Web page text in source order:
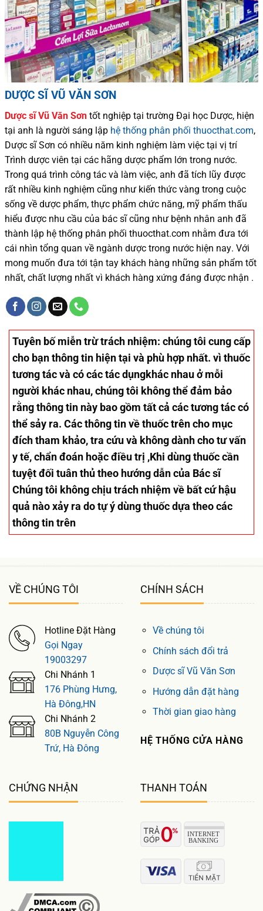
DƯỢC SĨ VŨ VĂN SƠN
Dược sĩVũ Văn Sơn tốt nghiệp tại trường Đại học Dược, hiện
tại anh là người sáng lập hệ thống phân phối thuocthat.com,
Dược sĩSơn có nhiều năm kinh nghiệm làm việc tại vị trí
Trình dược viên tại các hãng dược phẩm lớn trong nước.
Trong quá trình công tác và làm việc, anh đã tích lũy được
rất nhiều kinh nghiệm cũng như kiến thức vàng trong cuộc
sống về dược phẩm, thực phẩm chức năng, mỹ phẩm thấu
hiểu được nhu cầu của bác sĩcũng như bệnh nhân anh đã
thành lập hệ thống phân phối thuocthat.com nhằm đưa tới
cái nhìn tổng quan về ngành dược trong nước hiện nay. Với
mong muốn đưa tới tận tay khách hàng những sản phẩm tốt
nhất, chất lượng nhất vì khách hàng xứng đáng được nhận .
Tuyên bố miễn trừ trách nhiệm: chúng tôi cung cấp
cho bạn thông tin hiện tại và phù hợp nhất. vì thuốc
tương tác và có các tác dụngkhác nhau ở mỗi
người khác nhau, chúng tôi không thể đảm bảo
rằng thông tin này bao gồm tất cả các tương tác có
thể sảy ra. Các thông tin về thuốc trên cho mục
đích tham khảo, tra cứu và không dành cho tư vấn
y tế, chẩn đoán hoặc điều trị ,Khi dùng thuốc cần
tuyệt đối tuân thủ theo hướng dẫn của Bác sĩ
Chúng tôi không chịu trách nhiệm về bất cứ hậu
quả nào xảy ra do tự ý dùng thuốc dựa theo các
thông tin trên
VỀ CHÚNG TÔI
Hotline Đặt Hàng
Gọi Ngay
19003297
Chi Nhánh 1
176 Phùng Hưng,
Hà Đông,HN
Chi Nhánh 2
80B Nguyễn Công
Trứ, Hà Đông
CHÍNH SÁCH
Về chúng tôi
Chính sách đổi trả
Dược sĩ Vũ Văn Sơn
Hướng dẫn đặt hàng
Thời gian giao hàng
HỆ THỐNG CỬA HÀNG
CHỨNG NHẬN THANH TOÁN